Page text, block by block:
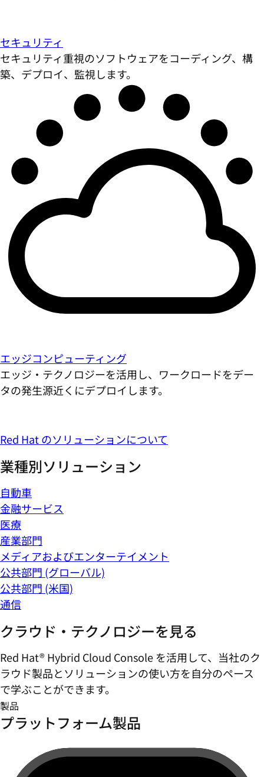
セキュリティ
セキュリティ重視のソフトウェアをコーディング、構
築、デプロイ、監視します。
エッジコンピューティング
エッジ・テクノロジーを活用し、ワークロードをデー
タの発生源近くにデプロイします。
Red Hat のソリューションについて
業種別ソリューション
自動車
金融サービス
医療
産業部門
メディアおよびエンターテイメント
公共部門 (グローバル)
公共部門 (米国)
通信
クラウド・テクノロジーを見る
Red Hat® Hybrid Cloud Console を活用して、当社のク
ラウド製品とソリューションの使い方を自分のペース
で学ぶことができます。
製品
プラットフォーム製品